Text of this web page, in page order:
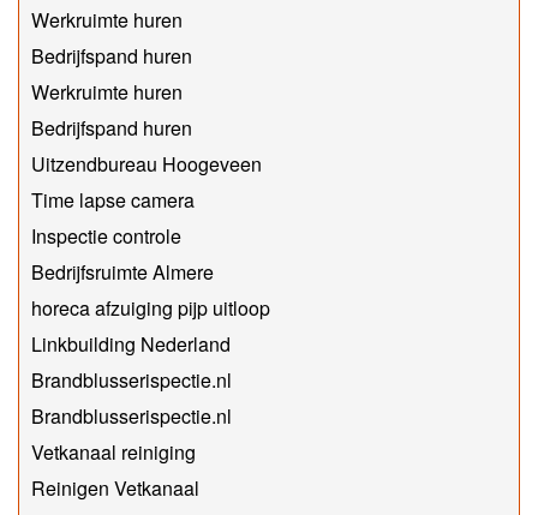
Werkruimte huren
Bedrijfspand huren
Werkruimte huren
Bedrijfspand huren
Uitzendbureau Hoogeveen
Time lapse camera
Inspectie controle
Bedrijfsruimte Almere
horeca afzuiging pijp uitloop
Linkbuilding Nederland
Brandblusserispectie.nl
Brandblusserispectie.nl
Vetkanaal reiniging
Reinigen Vetkanaal